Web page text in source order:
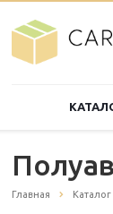
Главная Каталог